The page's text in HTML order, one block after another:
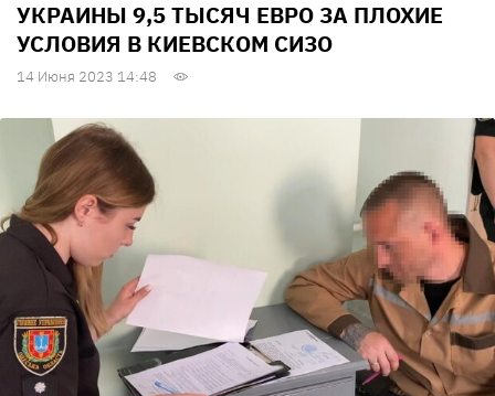
УКРАИНЫ 9,5 ТЫСЯЧ ЕВРО ЗА ПЛОХИЕ
УСЛОВИЯ В КИЕВСКОМ СИЗО
14 Июня 2023 14:48